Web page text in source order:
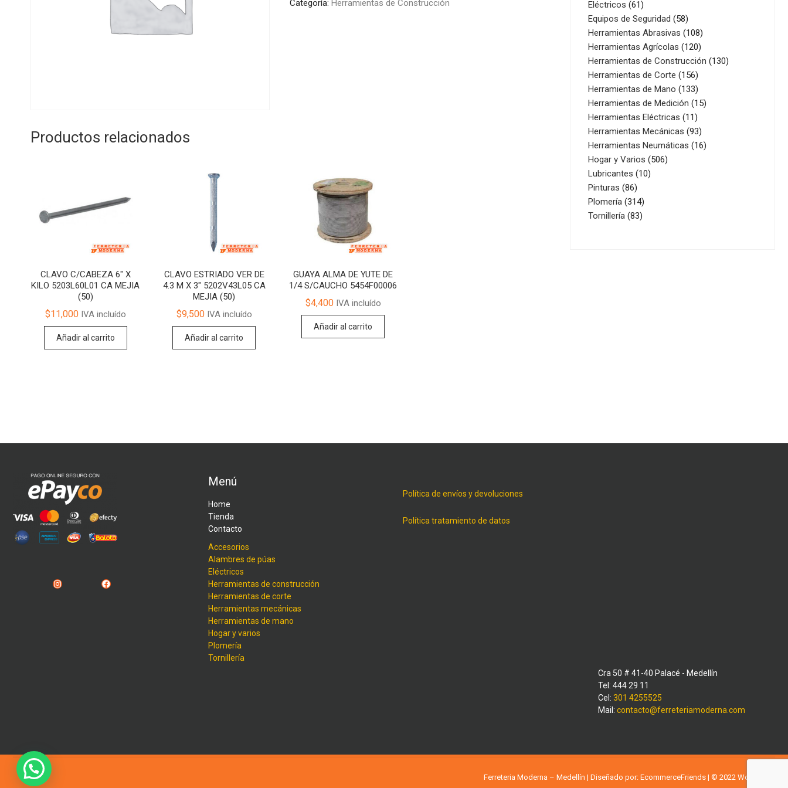
Categoría: Herramientas de Construcción
Productos relacionados
CLAVO C/CABEZA 6″ X
KILO 5203L60L01 CA MEJIA
(50)
$11,000IVA incluído
Añadir al carrito
CLAVO ESTRIADO VER DE
4.3 M X 3″ 5202V43L05 CA
MEJIA (50)
$9,500IVA incluído
Añadir al carrito
GUAYA ALMA DE YUTE DE
1/4 S/CAUCHO 5454F00006
$4,400IVA incluído
Añadir al carrito
Eléctricos 6161
productos
Equipos de Seguridad 5858
productos
Herramientas Abrasivas 108108
productos
Herramientas Agrícolas 120120
productos
Herramientas de Construcción 130130
Herramientas de Corte 156156
productos
Herramientas de Mano 133133
productos
Herramientas de Medición 1515
Herramientas Eléctricas 1111
productos
Herramientas Mecánicas 9393
productos
Herramientas Neumáticas 1616
Hogar y Varios 506506
Lubricantes 1010
Pinturas 8686
productos
Plomería 314314
productos
Tornillería 8383
Instagram Facebook
Menú
Home
Tienda
Contacto
Accesorios
Alambres de púas
Eléctricos
Herramientas de construcción
Herramientas de corte
Herramientas mecánicas
Herramientas de mano
Hogar y varios
Plomería
Tornillería
Política de envíos y devoluciones
Política tratamiento de datos
Cra 50 # 41-40 Palacé - Medellín
Tel: 444 29 11
Cel: 301 4255525
Mail: contacto@ferreteriamoderna.com
Ferreteria Moderna – Medellín | Diseñado por: EcommerceFriends | © 2022 WordPress